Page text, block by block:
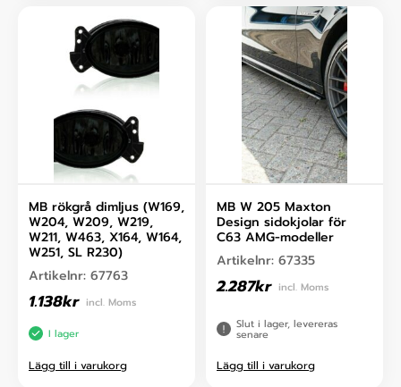
MB rökgrå dimljus (W169,
W204, W209, W219,
W211, W463, X164, W164,
W251, SL R230)
Artikelnr: 67763
1.138kr incl. Moms
I lager
Lägg till i varukorg
MB W 205 Maxton
Design sidokjolar för
C63 AMG-modeller
Artikelnr: 67335
2.287kr incl. Moms
Slut i lager, levereras
senare
Lägg till i varukorg